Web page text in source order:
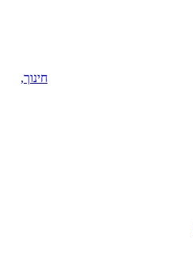
חינוך,